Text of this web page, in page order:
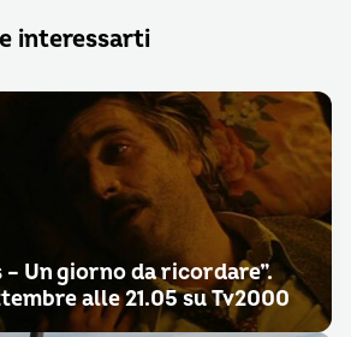
interessarti
– Un giorno da ricordare”.
alle 21.05 su Tv2000